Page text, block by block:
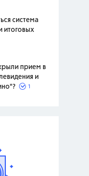
система
итоговых
прием в
и
1